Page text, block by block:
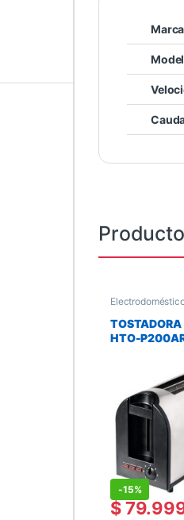
Marca
Electrodomésticos
HTO-
-15%
$